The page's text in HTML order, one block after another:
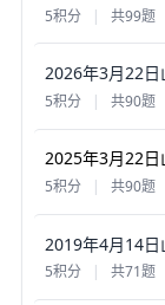
5积分 | 共99题
5积分 | 共90题
5积分 | 共90题
5积分 | 共71题